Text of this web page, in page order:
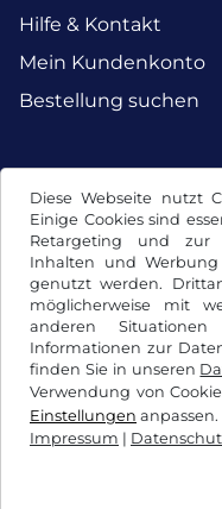
Diese Webseite nutzt
Einige Cookies sind
Retargeting und zur
Inhalten und
genutzt werden.
möglicherweise mit
anderen
Informationen zur
finden Sie in unseren
Verwendung von
Einstellungen anpassen.
Impressum |
Hilfe & Kontakt
Mein Kundenkonto
Bestellung suchen
Facebook
AGB / Widerrufsrecht